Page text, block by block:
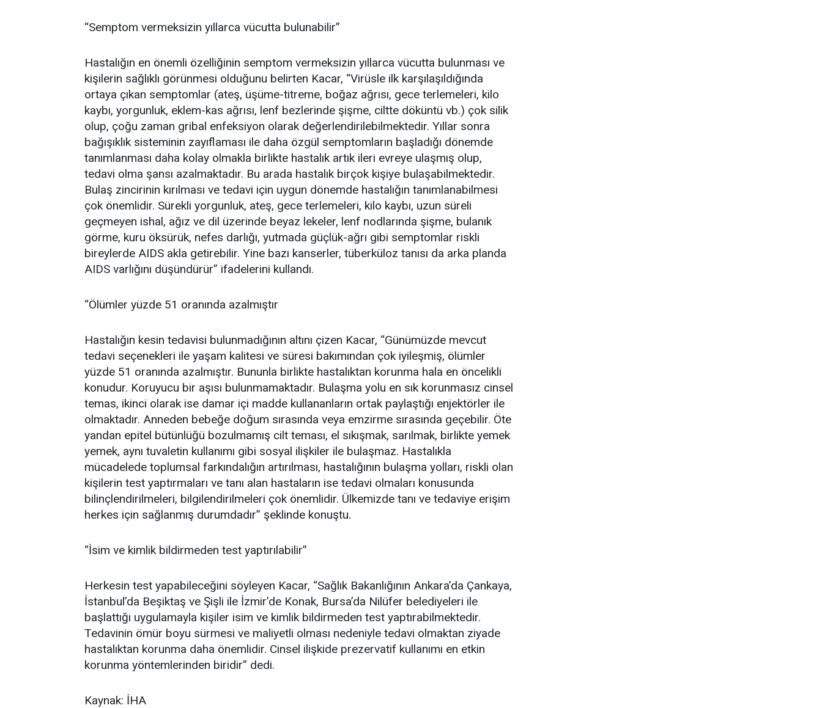
“Semptom vermeksizin yıllarca vücutta bulunabilir”
Hastalığın en önemli özelliğinin semptom vermeksizin yıllarca vücutta bulunması ve
kişilerin sağlıklı görünmesi olduğunu belirten Kacar, “Virüsle ilk karşılaşıldığında
ortaya çıkan semptomlar (ateş, üşüme-titreme, boğaz ağrısı, gece terlemeleri, kilo
kaybı, yorgunluk, eklem-kas ağrısı, lenf bezlerinde şişme, ciltte döküntü vb.) çok silik
olup, çoğu zaman gribal enfeksiyon olarak değerlendirilebilmektedir. Yıllar sonra
bağışıklık sisteminin zayıflaması ile daha özgül semptomların başladığı dönemde
tanımlanması daha kolay olmakla birlikte hastalık artık ileri evreye ulaşmış olup,
tedavi olma şansı azalmaktadır. Bu arada hastalık birçok kişiye bulaşabilmektedir.
Bulaş zincirinin kırılması ve tedavi için uygun dönemde hastalığın tanımlanabilmesi
çok önemlidir. Sürekli yorgunluk, ateş, gece terlemeleri, kilo kaybı, uzun süreli
geçmeyen ishal, ağız ve dil üzerinde beyaz lekeler, lenf nodlarında şişme, bulanık
görme, kuru öksürük, nefes darlığı, yutmada güçlük-ağrı gibi semptomlar riskli
bireylerde AIDS akla getirebilir. Yine bazı kanserler, tüberküloz tanısı da arka planda
AIDS varlığını düşündürür” ifadelerini kullandı.
“Ölümler yüzde 51 oranında azalmıştır
Hastalığın kesin tedavisi bulunmadığının altını çizen Kacar, “Günümüzde mevcut
tedavi seçenekleri ile yaşam kalitesi ve süresi bakımından çok iyileşmiş, ölümler
yüzde 51 oranında azalmıştır. Bununla birlikte hastalıktan korunma hala en öncelikli
konudur. Koruyucu bir aşısı bulunmamaktadır. Bulaşma yolu en sık korunmasız cinsel
temas, ikinci olarak ise damar içi madde kullananların ortak paylaştığı enjektörler ile
olmaktadır. Anneden bebeğe doğum sırasında veya emzirme sırasında geçebilir. Öte
yandan epitel bütünlüğü bozulmamış cilt teması, el sıkışmak, sarılmak, birlikte yemek
yemek, aynı tuvaletin kullanımı gibi sosyal ilişkiler ile bulaşmaz. Hastalıkla
mücadelede toplumsal farkındalığın artırılması, hastalığının bulaşma yolları, riskli olan
kişilerin test yaptırmaları ve tanı alan hastaların ise tedavi olmaları konusunda
bilinçlendirilmeleri, bilgilendirilmeleri çok önemlidir. Ülkemizde tanı ve tedaviye erişim
herkes için sağlanmış durumdadır” şeklinde konuştu.
“İsim ve kimlik bildirmeden test yaptırılabilir”
Herkesin test yapabileceğini söyleyen Kacar, “Sağlık Bakanlığının Ankara’da Çankaya,
İstanbul’da Beşiktaş ve Şişli ile İzmir’de Konak, Bursa’da Nilüfer belediyeleri ile
başlattığı uygulamayla kişiler isim ve kimlik bildirmeden test yaptırabilmektedir.
Tedavinin ömür boyu sürmesi ve maliyetli olması nedeniyle tedavi olmaktan ziyade
hastalıktan korunma daha önemlidir. Cinsel ilişkide prezervatif kullanımı en etkin
korunma yöntemlerinden biridir” dedi.
Kaynak: İHA